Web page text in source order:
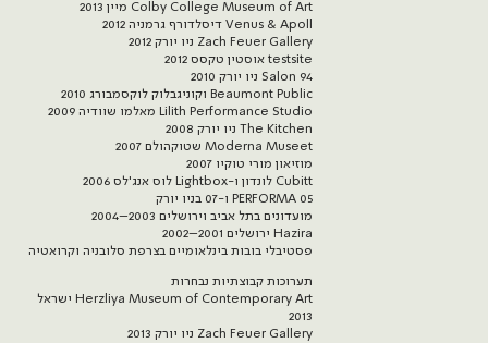
Colby College Museum of Art מיין 2013
Venus & Apoll דיסלדורף גרמניה 2012
Zach Feuer Gallery ניו יורק 2012
testsite אוסטין טקסס 2012
Salon 94 ניו יורק 2010
Beaumont Public וקוניגבלוק לוקסמבורג 2010
Lilith Performance Studio מאלמו שוודיה 2009
The Kitchen ניו יורק 2008
Moderna Museet שטוקהולם 2007
מוזיאון מורי טוקיו 2007
Cubitt לונדון ו-Lightbox לוס אנג'לס 2006
PERFORMA 05 ו-07 בניו יורק
מועדונים בתל אביב וירושלים 2003–2004
Hazira ירושלים 2001–2002
פסטיבלי בובות בינלאומיים בצרפת סלובניה וקרואטיה
תערוכות קבוצתיות נבחרות
Herzliya Museum of Contemporary Art ישראל
2013
Zach Feuer Gallery ניו יורק 2013